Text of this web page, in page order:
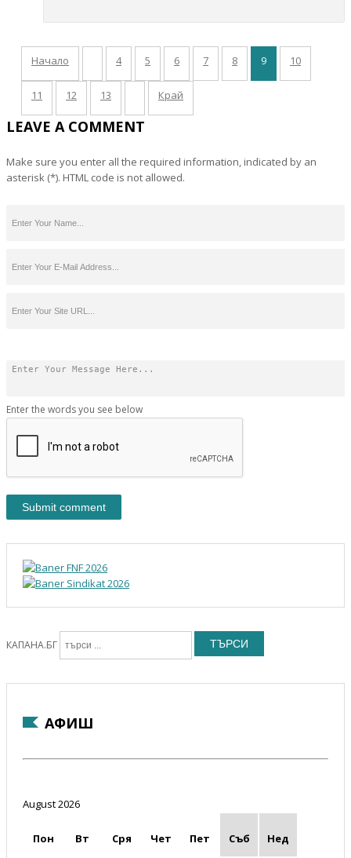
Начало 4 5 6 7 8 9 10
11 12 13 Край
LEAVE A COMMENT
Make sure you enter all the required information, indicated by an
asterisk (*). HTML code is not allowed.
Enter the words you see below
КАПАНА.БГ ТЪРСИ
АФИШ
August 2026
Пон Вт Сря Чет Пет Съб
Нед